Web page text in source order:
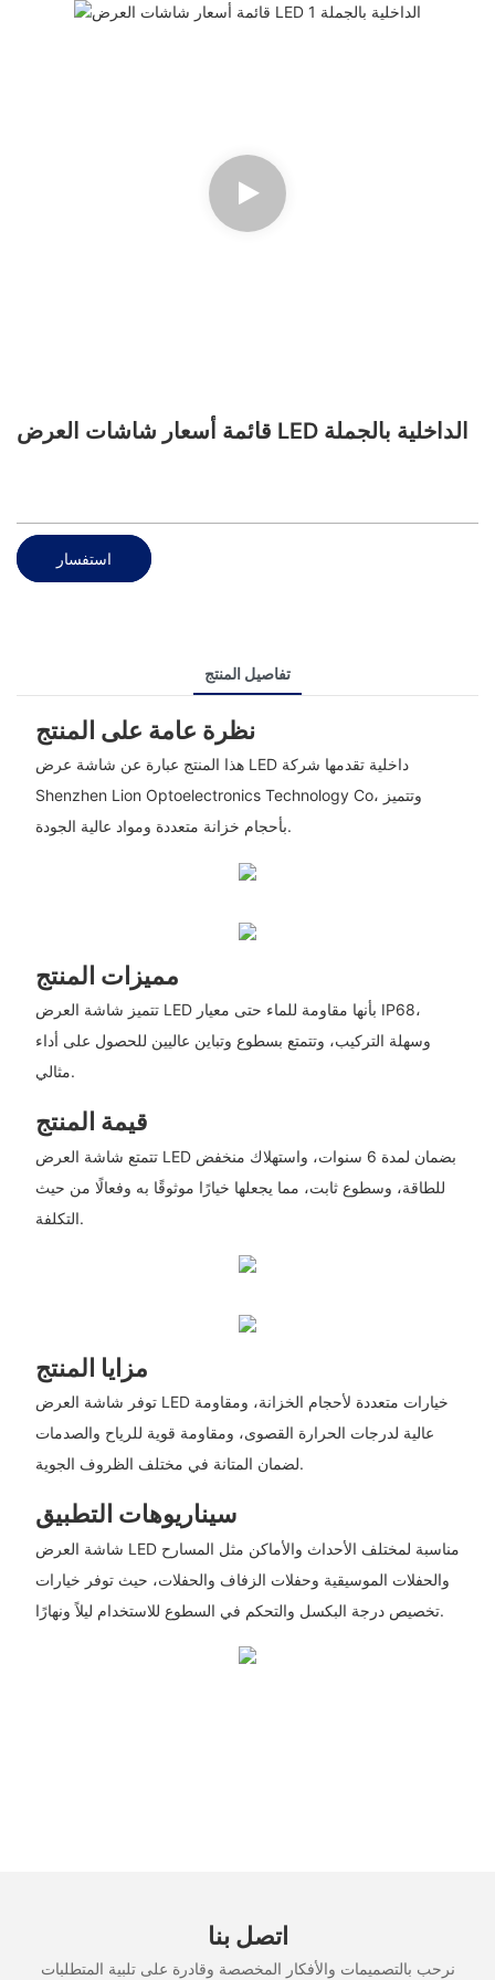
قائمة أسعار شاشات العرض LED الداخلية بالجملة
استفسار
تفاصيل المنتج
نظرة عامة على المنتج
هذا المنتج عبارة عن شاشة عرض LED داخلية تقدمها شركة
Shenzhen Lion Optoelectronics Technology Co، وتتميز
بأحجام خزانة متعددة ومواد عالية الجودة.
مميزات المنتج
تتميز شاشة العرض LED بأنها مقاومة للماء حتى معيار IP68،
وسهلة التركيب، وتتمتع بسطوع وتباين عاليين للحصول على أداء
مثالي.
قيمة المنتج
تتمتع شاشة العرض LED بضمان لمدة 6 سنوات، واستهلاك منخفض
للطاقة، وسطوع ثابت، مما يجعلها خيارًا موثوقًا به وفعالًا من حيث
التكلفة.
مزايا المنتج
توفر شاشة العرض LED خيارات متعددة لأحجام الخزانة، ومقاومة
عالية لدرجات الحرارة القصوى، ومقاومة قوية للرياح والصدمات
لضمان المتانة في مختلف الظروف الجوية.
سيناريوهات التطبيق
شاشة العرض LED مناسبة لمختلف الأحداث والأماكن مثل المسارح
والحفلات الموسيقية وحفلات الزفاف والحفلات، حيث توفر خيارات
تخصيص درجة البكسل والتحكم في السطوع للاستخدام ليلاً ونهارًا.
اتصل بنا
نرحب بالتصميمات والأفكار المخصصة وقادرة على تلبية المتطلبات